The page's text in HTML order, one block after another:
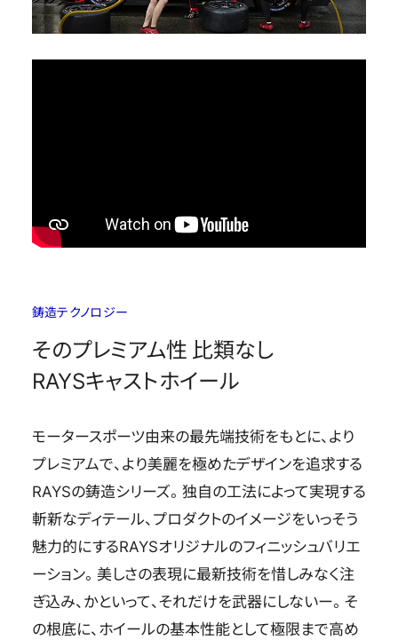
鋳造テクノロジー
そのプレミアム性 比類なし
RAYSキャストホイール
モータースポーツ由来の最先端技術をもとに、より
プレミアムで、より美麗を極めたデザインを追求する
RAYSの鋳造シリーズ。独自の工法によって実現する
斬新なディテール、プロダクトのイメージをいっそう
魅力的にするRAYSオリジナルのフィニッシュバリエ
ーション。美しさの表現に最新技術を惜しみなく注
ぎ込み、かといって、それだけを武器にしないー。そ
の根底に、ホイールの基本性能として極限まで高め